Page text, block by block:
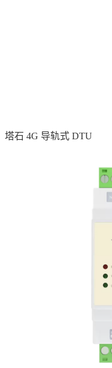
塔石 4G 导轨式 DTU